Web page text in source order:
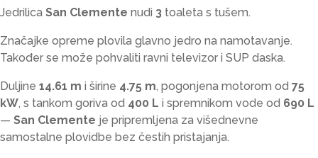
Jedrilica San Clemente nudi 3 toaleta s tušem.
Značajke opreme plovila glavno jedro na namotavanje.
Također se može pohvaliti ravni televizor i SUP daska.
Duljine 14.61 m i širine 4.75 m, pogonjena motorom od 75
kW, s tankom goriva od 400 L i spremnikom vode od 690 L
— San Clemente je pripremljena za višednevne
samostalne plovidbe bez čestih pristajanja.